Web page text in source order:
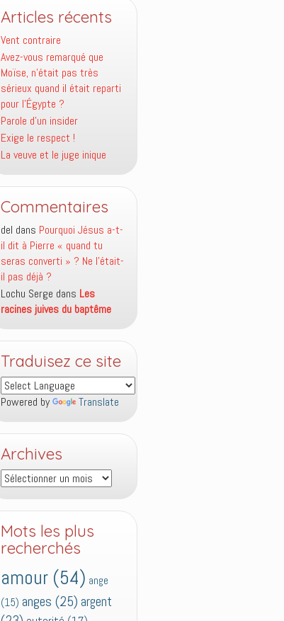
Articles récents
Vent contraire
Avez-vous remarqué que
Moïse, n’était pas très
sérieux quand il était reparti
pour l’Égypte ?
Parole d’un insider
Exige le respect !
La veuve et le juge inique
Commentaires
del dans Pourquoi Jésus a-t-
il dit à Pierre « quand tu
seras converti » ? Ne l’était-
il pas déjà ?
Lochu Serge dans Les
racines juives du baptême
Traduisez ce site
Powered by Translate
Archives
Archives
Mots les plus
recherchés
amour (54) ange
(15) anges (25) argent